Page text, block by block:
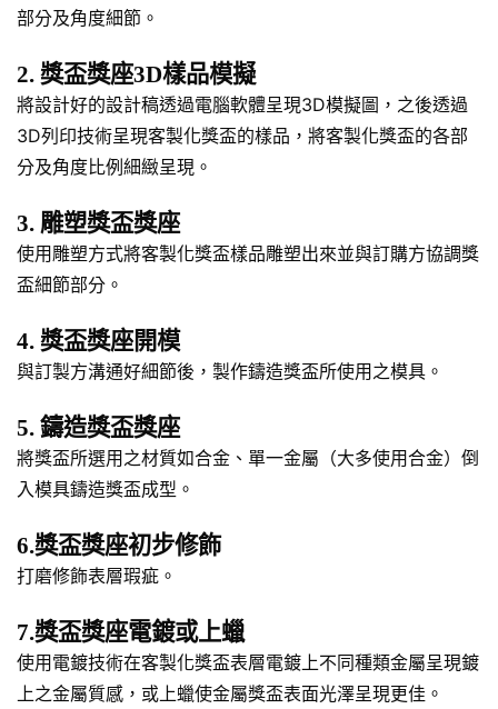
部分及角度細節。
2. 獎盃獎座3D樣品模擬
將設計好的設計稿透過電腦軟體呈現3D模擬圖，之後透過
3D列印技術呈現客製化獎盃的樣品，將客製化獎盃的各部
分及角度比例細緻呈現。
3. 雕塑獎盃獎座
使用雕塑方式將客製化獎盃樣品雕塑出來並與訂購方協調獎
盃細節部分。
4. 獎盃獎座開模
與訂製方溝通好細節後，製作鑄造獎盃所使用之模具。
5. 鑄造獎盃獎座
將獎盃所選用之材質如合金、單一金屬（大多使用合金）倒
入模具鑄造獎盃成型。
6.獎盃獎座初步修飾
打磨修飾表層瑕疵。
7.獎盃獎座電鍍或上蠟
使用電鍍技術在客製化獎盃表層電鍍上不同種類金屬呈現鍍
上之金屬質感，或上蠟使金屬獎盃表面光澤呈現更佳。